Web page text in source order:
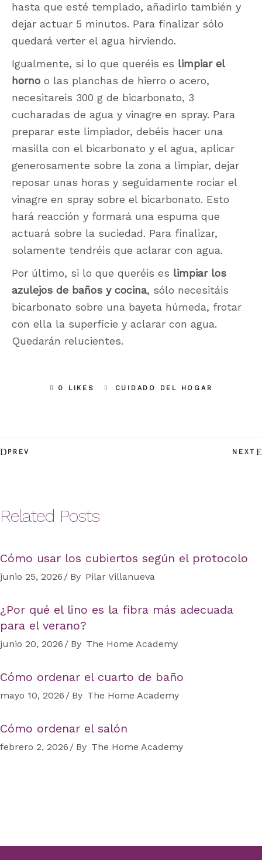
hasta que esté templado, añadirlo también y
dejar actuar 5 minutos. Para finalizar sólo
quedará verter el agua hirviendo.
Igualmente, si lo que queréis es limpiar el
horno o las planchas de hierro o acero,
necesitareis 300 g de bicarbonato, 3
cucharadas de agua y vinagre en spray. Para
preparar este limpiador, debéis hacer una
masilla con el bicarbonato y el agua, aplicar
generosamente sobre la zona a limpiar, dejar
reposar unas horas y seguidamente rociar el
vinagre en spray sobre el bicarbonato. Esto
hará reacción y formará una espuma que
actuará sobre la suciedad. Para finalizar,
solamente tendréis que aclarar con agua.
Por último, si lo que queréis es limpiar los
azulejos de baños y cocina, sólo necesitáis
bicarbonato sobre una bayeta húmeda, frotar
con ella la superficie y aclarar con agua.
Quedarán relucientes.
0 LIKES CUIDADO DEL HOGAR
PREV NEXT
Related Posts
Cómo usar los cubiertos según el protocolo
junio 25, 2026 By Pilar Villanueva
¿Por qué el lino es la fibra más adecuada
para el verano?
junio 20, 2026 By The Home Academy
Cómo ordenar el cuarto de baño
mayo 10, 2026 By The Home Academy
Cómo ordenar el salón
febrero 2, 2026 By The Home Academy